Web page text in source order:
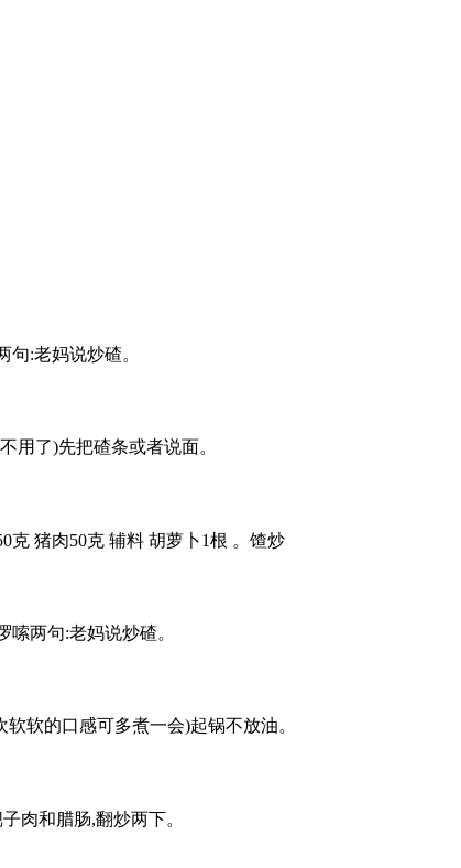
:老妈说炒碴。
用了)先把碴条或者说面。
猪肉50克 辅料 胡萝卜1根 。馇炒
两句:老妈说炒碴。
软的口感可多煮一会)起锅不放油。
肉和腊肠,翻炒两下。